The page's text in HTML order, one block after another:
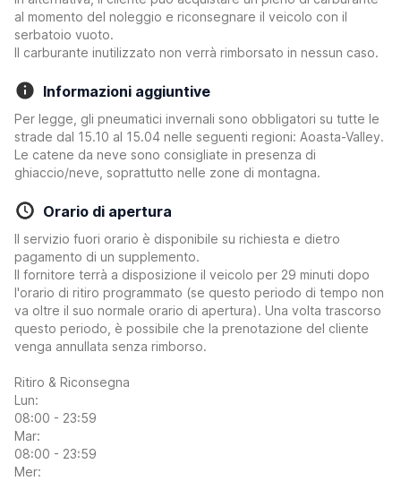
al momento del noleggio e riconsegnare il veicolo con il
serbatoio vuoto.
Il carburante inutilizzato non verrà rimborsato in nessun caso.
Informazioni aggiuntive
Per legge, gli pneumatici invernali sono obbligatori su tutte le
strade dal 15.10 al 15.04 nelle seguenti regioni: Aoasta-Valley.
Le catene da neve sono consigliate in presenza di
ghiaccio/neve, soprattutto nelle zone di montagna.
Orario di apertura
Il servizio fuori orario è disponibile su richiesta e dietro
pagamento di un supplemento.
Il fornitore terrà a disposizione il veicolo per 29 minuti dopo
l'orario di ritiro programmato (se questo periodo di tempo non
va oltre il suo normale orario di apertura). Una volta trascorso
questo periodo, è possibile che la prenotazione del cliente
venga annullata senza rimborso.
Ritiro & Riconsegna
Lun:
08:00 - 23:59
Mar:
08:00 - 23:59
Mer: